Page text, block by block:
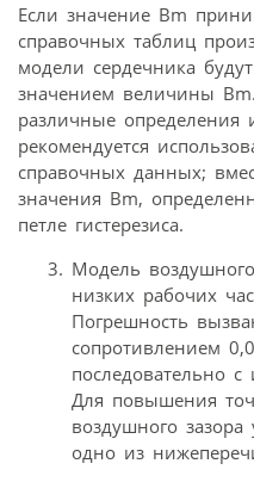
Если значение Bm
справочных таблиц
модели сердечника
значением величины
различные
рекомендуется
справочных данных;
значения Bm,
петле гистерезиса.
Модель
низких рабочих
Погрешность
сопротивлением
последовательно с
Для повышения
воздушного зазора
одно из